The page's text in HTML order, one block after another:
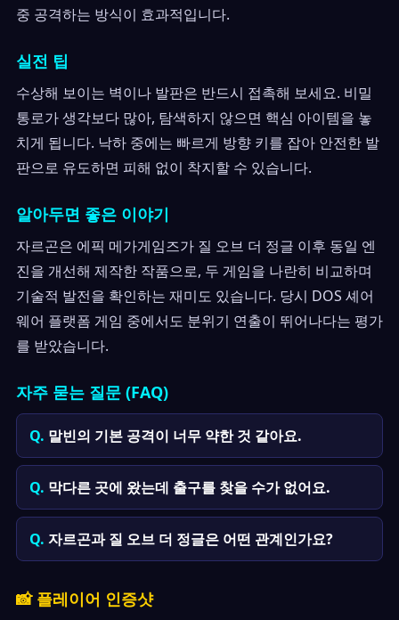
중 공격하는 방식이 효과적입니다.
실전 팁
수상해 보이는 벽이나 발판은 반드시 접촉해 보세요. 비밀
통로가 생각보다 많아, 탐색하지 않으면 핵심 아이템을 놓
치게 됩니다. 낙하 중에는 빠르게 방향 키를 잡아 안전한 발
판으로 유도하면 피해 없이 착지할 수 있습니다.
알아두면 좋은 이야기
자르곤은 에픽 메가게임즈가 질 오브 더 정글 이후 동일 엔
진을 개선해 제작한 작품으로, 두 게임을 나란히 비교하며
기술적 발전을 확인하는 재미도 있습니다. 당시 DOS 셰어
웨어 플랫폼 게임 중에서도 분위기 연출이 뛰어나다는 평가
를 받았습니다.
자주 묻는 질문 (FAQ)
말빈의 기본 공격이 너무 약한 것 같아요.
막다른 곳에 왔는데 출구를 찾을 수가 없어요.
자르곤과 질 오브 더 정글은 어떤 관계인가요?
📸 플레이어 인증샷